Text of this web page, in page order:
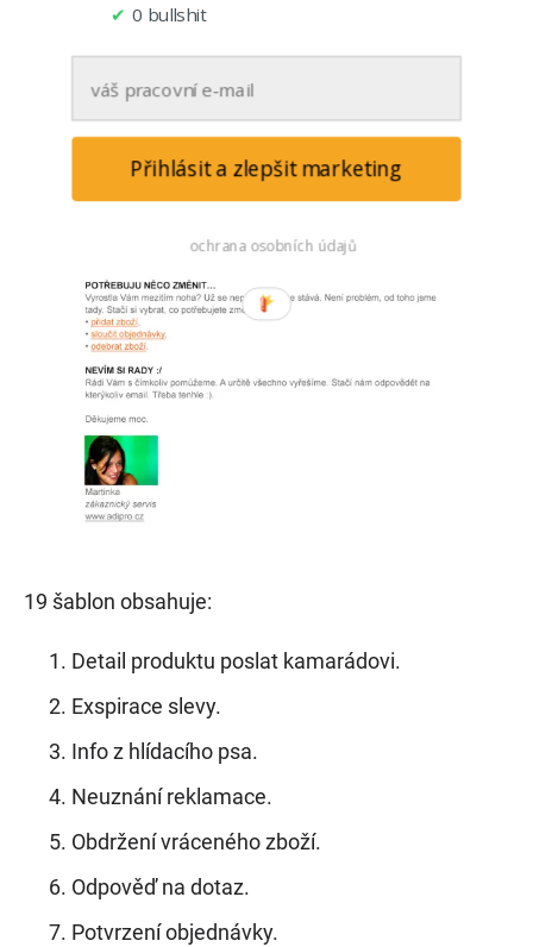
19 šablon obsahuje:
Detail produktu poslat kamarádovi.
Exspirace slevy.
Info z hlídacího psa.
Neuznání reklamace.
Obdržení vráceného zboží.
Odpověď na dotaz.
Potvrzení objednávky.
✔ 0 bullshit
Přihlásit a zlepšit marketing
ochrana osobních údajů